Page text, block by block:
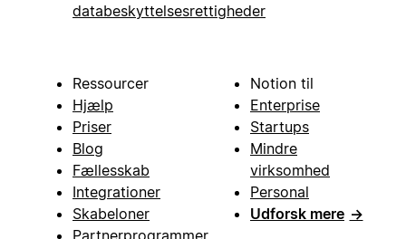
databeskyttelsesrettigheder
Ressourcer
Hjælp
Priser
Blog
Fællesskab
Integrationer
Skabeloner
Partnerprogrammer
Notion til
Enterprise
Startups
Mindre
virksomhed
Personal
Udforsk mere →